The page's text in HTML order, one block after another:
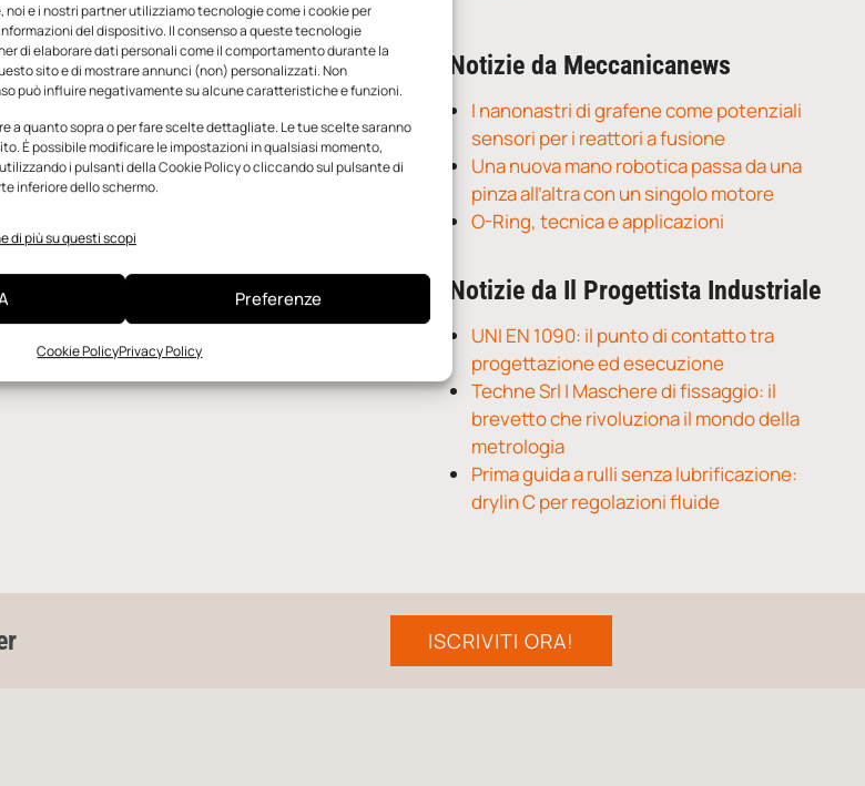
noi e i nostri partner utilizziamo tecnologie come i cookie per
del dispositivo. Il consenso a queste tecnologie
di elaborare dati personali come il comportamento durante la
sito e di mostrare annunci (non) personalizzati. Non
può influire negativamente su alcune caratteristiche e funzioni.
a quanto sopra o per fare scelte dettagliate. Le tue scelte saranno
È possibile modificare le impostazioni in qualsiasi momento,
i pulsanti della Cookie Policy o cliccando sul pulsante di
inferiore dello schermo.
di più su questi scopi
Preferenze
Cookie PolicyPrivacy Policy
È un’evoluzione continua la storia
della filiale italiana di igus, azienda
tedesca nata a Colonia negli Anni
produzione di “motion plastics”,
Redazione
Notizie da Meccanicanews
I nanonastri di grafene come potenziali
sensori per i reattori a fusione
Una nuova mano robotica passa da una
pinza all’altra con un singolo motore
O-Ring, tecnica e applicazioni
Notizie da Il Progettista Industriale
UNI EN 1090: il punto di contatto tra
progettazione ed esecuzione
Techne Srl | Maschere di fissaggio: il
brevetto che rivoluziona il mondo della
metrologia
Prima guida a rulli senza lubrificazione:
drylin C per regolazioni fluide
ISCRIVITI ORA!